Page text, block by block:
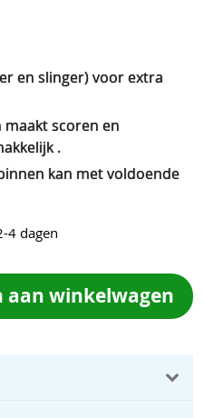
en slinger) voor extra
scoren en
.
kan met voldoende
4 dagen
aan winkelwagen